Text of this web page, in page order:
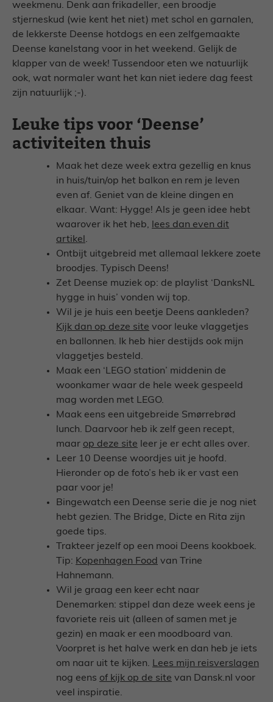
weekmenu. Denk aan frikadeller, een broodje
stjerneskud (wie kent het niet) met schol en garnalen,
de lekkerste Deense hotdogs en een zelfgemaakte
Deense kanelstang voor in het weekend. Gelijk de
klapper van de week! Tussendoor eten we natuurlijk
ook, wat normaler want het kan niet iedere dag feest
zijn natuurlijk ;-).
Leuke tips voor ‘Deense’
activiteiten thuis
Maak het deze week extra gezellig en knus
in huis/tuin/op het balkon en rem je leven
even af. Geniet van de kleine dingen en
elkaar. Want: Hygge! Als je geen idee hebt
waarover ik het heb,
lees dan even dit
artikel .
Ontbijt uitgebreid met allemaal lekkere zoete
broodjes. Typisch Deens!
Zet Deense muziek op: de playlist ‘DanksNL
hygge in huis’ vonden wij top.
Wil je je huis een beetje Deens aankleden?
Kijk dan op deze site voor leuke vlaggetjes
en ballonnen. Ik heb hier destijds ook mijn
vlaggetjes besteld.
Maak een ‘LEGO station’ middenin de
woonkamer waar de hele week gespeeld
mag worden met LEGO.
Maak eens een uitgebreide Smørrebrød
lunch. Daarvoor heb ik zelf geen recept,
maar op deze site leer je er echt alles over.
Leer 10 Deense woordjes uit je hoofd.
Hieronder op de foto’s heb ik er vast een
paar voor je!
Bingewatch een Deense serie die je nog niet
hebt gezien. The Bridge, Dicte en Rita zijn
goede tips.
Trakteer jezelf op een mooi Deens kookboek.
Tip: Kopenhagen Food van Trine
Hahnemann.
Wil je graag een keer echt naar
Denemarken: stippel dan deze week eens je
favoriete reis uit (alleen of samen met je
gezin) en maak er een moodboard van.
Voorpret is het halve werk en dan heb je iets
om naar uit te kijken. Lees mijn reisverslagen
nog eens of kijk op de site van Dansk.nl voor
veel inspiratie.